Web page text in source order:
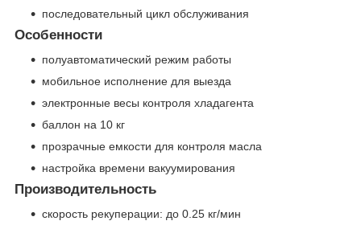
последовательный цикл обслуживания
Особенности
полуавтоматический режим работы
мобильное исполнение для выезда
электронные весы контроля хладагента
баллон на 10 кг
прозрачные емкости для контроля масла
настройка времени вакуумирования
Производительность
скорость рекуперации: до 0.25 кг/мин